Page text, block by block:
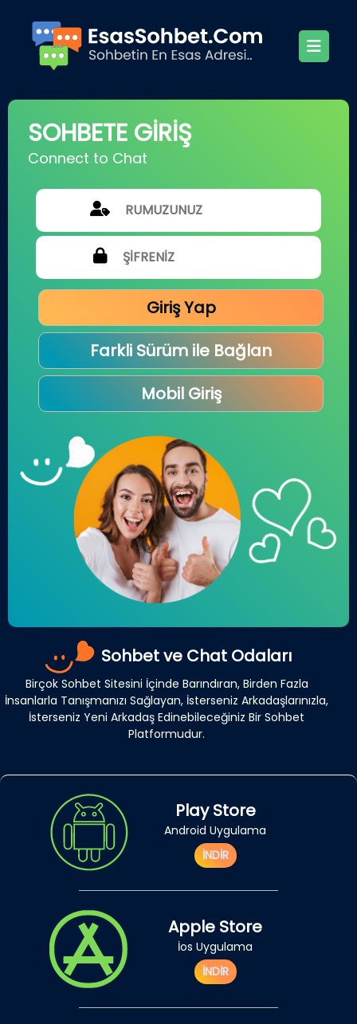
SOHBETE GİRİŞ
Connect to Chat
Giriş Yap
Farkli Sürüm ile Bağlan
Mobil Giriş
Sohbet ve Chat Odaları
Birçok Sohbet Sitesini İçinde Barındıran, Birden Fazla
İnsanlarla Tanışmanızı Sağlayan, İsterseniz Arkadaşlarınızla,
İsterseniz Yeni Arkadaş Edinebileceğiniz Bir Sohbet
Platformudur.
Play Store
Android Uygulama
İNDİR
Apple Store
İos Uygulama
İNDİR